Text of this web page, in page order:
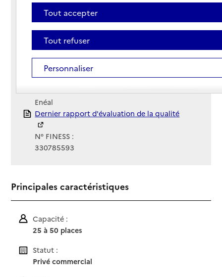
1 rue du Docteur Bordenave
33850 - Léognan
Téléphone :
06 10 75 28 09
Contact
Contact
Site Internet
Site internet
Gestionnaire :
Enéal
Rapport HAS
Dernier rapport d'évaluation de la qualité
N° FINESS :
330785593
Principales caractéristiques
Capacité :
25 à 50 places
Statut :
Privé commercial
Tout accepter
Tout refuser
Personnaliser